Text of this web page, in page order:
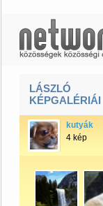
LÁSZLÓ
KÉPGALÉRIÁI
kutyák
4 kép